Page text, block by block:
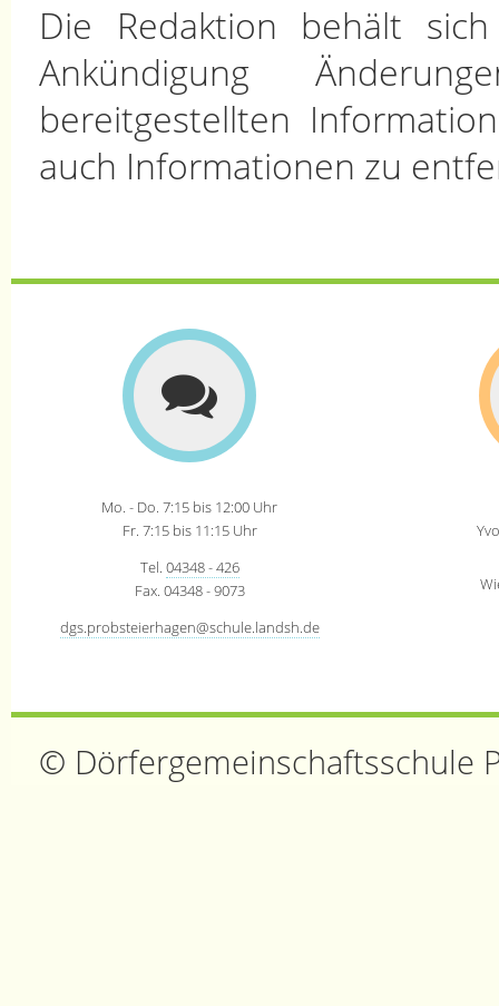
Die Redaktion behält
Ankündigung
bereitgestellten
auch Informationen zu
Mo. - Do. 7:15 bis 12:00 Uhr
Fr. 7:15 bis 11:15 Uhr
Tel. 04348 - 426
Fax. 04348 - 9073
dgs.probsteierhagen@schule.landsh.de
© Dörfergemeinschaftsschule